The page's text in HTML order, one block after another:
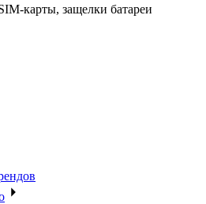
карты, защелки батареи